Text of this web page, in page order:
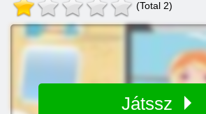
(Total 2)
Játssz